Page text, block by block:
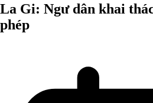
La Gi: Ngư dân khai
phép